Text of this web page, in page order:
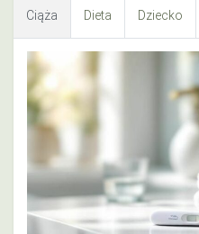
Ciąża Dieta Dziecko